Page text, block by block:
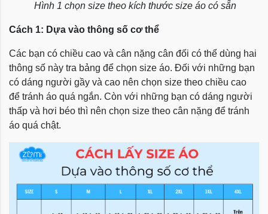
Hình 1 chọn size theo kích thước size áo có sẵn
Cách 1: Dựa vào thông số cơ thể
Các bạn có chiều cao và cân nặng cân đối có thể dùng hai
thông số này tra bảng để chọn size áo. Đối với những bạn
có dáng người gầy và cao nên chọn size theo chiều cao
để tránh áo quá ngắn. Còn với những bạn có dáng người
thấp và hơi béo thì nên chọn size theo cân nặng để tránh
áo quá chật.